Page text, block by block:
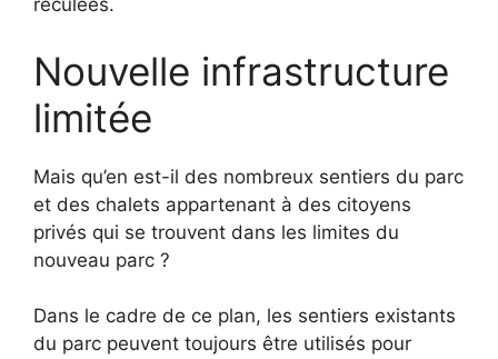
reculées.
Nouvelle infrastructure
limitée
Mais qu’en est-il des nombreux sentiers du parc
et des chalets appartenant à des citoyens
privés qui se trouvent dans les limites du
nouveau parc ?
Dans le cadre de ce plan, les sentiers existants
du parc peuvent toujours être utilisés pour